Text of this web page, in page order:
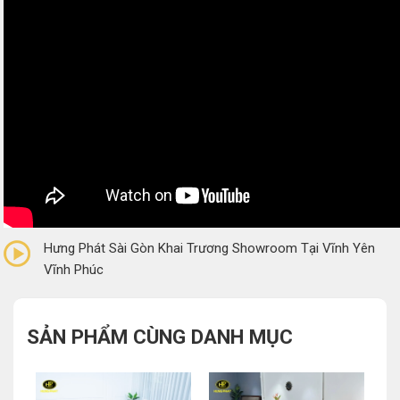
(0 Reviews)
Hưng Phát Sài Gòn Khai Trương Showroom Tại Vĩnh Yên
Vĩnh Phúc
SẢN PHẨM CÙNG DANH MỤC